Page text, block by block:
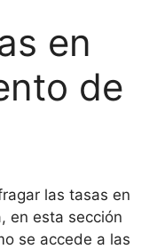
en
de
las tasas en
en esta sección
se accede a las